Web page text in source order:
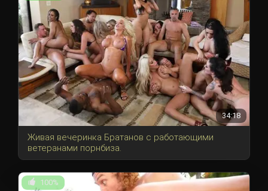
34:18
Живая вечеринка Братанов с работающими
ветеранами порнбиза.
100%